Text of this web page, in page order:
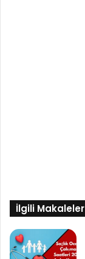
İlgili Makaleler